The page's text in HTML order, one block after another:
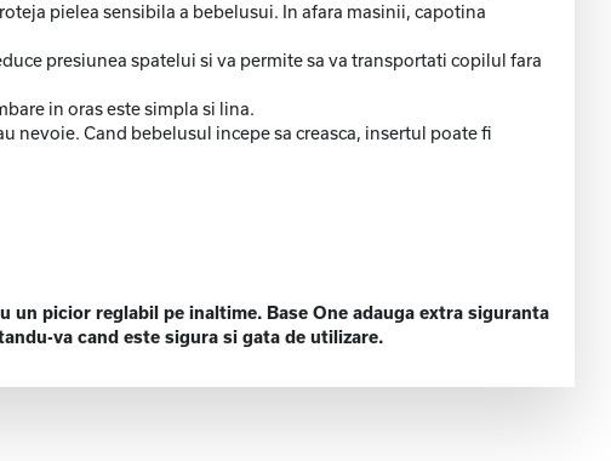
pielea sensibila a bebelusui. In afara masinii, capotina
presiunea spatelui si va permite sa va transportati copilul fara
in oras este simpla si lina.
nevoie. Cand bebelusul incepe sa creasca, insertul poate fi
picior reglabil pe inaltime. Base One adauga extra siguranta
va cand este sigura si gata de utilizare.